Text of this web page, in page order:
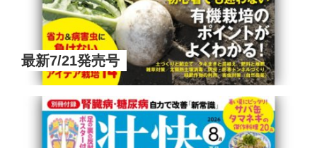
最新7/21発売号